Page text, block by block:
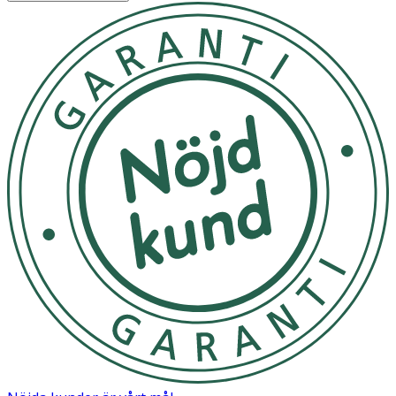
· Innehåller resveratrol och hyaluronsyra
· Dermatologiskt testad, vegansk och parfymfri
· Ecocert Cosmos Natural-certifierad
Användning
· Applicera på ren hud i ansikte, hals och dekolletage.
· För bästa resultat, kombinera med
DERMA+ Instant
Calming Serum.
Förvaring
Förvaras i rumstemperatur, skyddat från direkt solljus.
Innehåll
Aqua/Water, Glycerin, Simmondsia Chinensis (Jojoba)
Seed Oil, Pentylene Glycol, Polyglyceryl-3 Stearate,
Cetearyl Alcohol, Coco-Caprylate, Isoamyl Laurate,